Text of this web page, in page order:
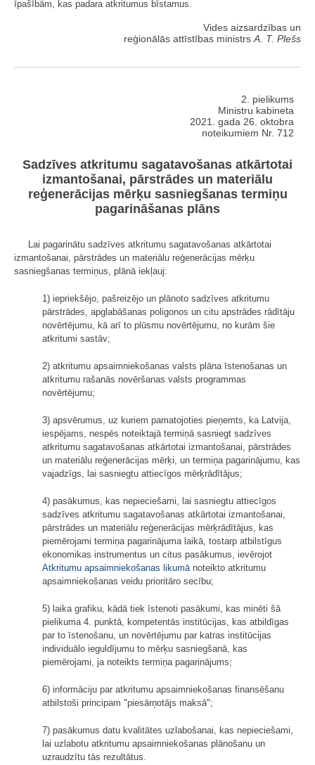
īpašībām, kas padara atkritumus bīstamus.
Vides aizsardzības un
reģionālās attīstības ministrs A. T. Plešs
2. pielikums
Ministru kabineta
2021. gada 26. oktobra
noteikumiem Nr. 712
Sadzīves atkritumu sagatavošanas atkārtotai
izmantošanai, pārstrādes un materiālu
reģenerācijas mērķu sasniegšanas termiņu
pagarināšanas plāns
Lai pagarinātu sadzīves atkritumu sagatavošanas atkārtotai
izmantošanai, pārstrādes un materiālu reģenerācijas mērķu
sasniegšanas termiņus, plānā iekļauj:
1) iepriekšējo, pašreizējo un plānoto sadzīves atkritumu
pārstrādes, apglabāšanas poligonos un citu apstrādes rādītāju
novērtējumu, kā arī to plūsmu novērtējumu, no kurām šie
atkritumi sastāv;
2) atkritumu apsaimniekošanas valsts plāna īstenošanas un
atkritumu rašanās novēršanas valsts programmas
novērtējumu;
3) apsvērumus, uz kuriem pamatojoties pieņemts, ka Latvija,
iespējams, nespēs noteiktajā termiņā sasniegt sadzīves
atkritumu sagatavošanas atkārtotai izmantošanai, pārstrādes
un materiālu reģenerācijas mērķi, un termiņa pagarinājumu, kas
vajadzīgs, lai sasniegtu attiecīgos mērķrādītājus;
4) pasākumus, kas nepieciešami, lai sasniegtu attiecīgos
sadzīves atkritumu sagatavošanas atkārtotai izmantošanai,
pārstrādes un materiālu reģenerācijas mērķrādītājus, kas
piemērojami termiņa pagarinājuma laikā, tostarp atbilstīgus
ekonomikas instrumentus un citus pasākumus, ievērojot
Atkritumu apsaimniekošanas likumānoteikto atkritumu
apsaimniekošanas veidu prioritāro secību;
5) laika grafiku, kādā tiek īstenoti pasākumi, kas minēti šā
pielikuma 4. punktā, kompetentās institūcijas, kas atbildīgas
par to īstenošanu, un novērtējumu par katras institūcijas
individuālo ieguldījumu to mērķu sasniegšanā, kas
piemērojami, ja noteikts termiņa pagarinājums;
6) informāciju par atkritumu apsaimniekošanas finansēšanu
atbilstoši principam "piesārņotājs maksā";
7) pasākumus datu kvalitātes uzlabošanai, kas nepieciešami,
lai uzlabotu atkritumu apsaimniekošanas plānošanu un
uzraudzītu tās rezultātus.